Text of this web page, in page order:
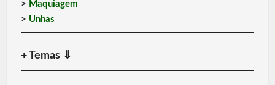
> Maquiagem
> Unhas
+ Temas⇓